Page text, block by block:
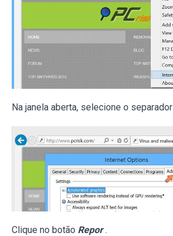
Na janela aberta, selecione o separador
Clique no botão Repor .